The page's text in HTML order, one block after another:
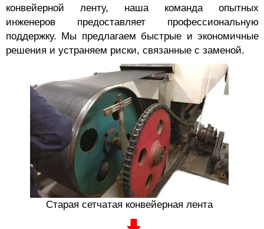
конвейерной ленту, наша команда опытных
инженеров предоставляет профессиональную
поддержку. Мы предлагаем быстрые и экономичные
решения и устраняем риски, связанные с заменой.
Старая сетчатая конвейерная лента